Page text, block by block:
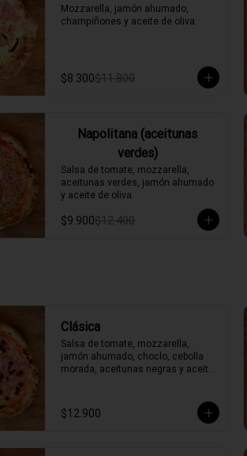
Mozzarella, jamón ahumado,
champiñones y aceite de oliva.
$8.300$11.800
Napolitana (aceitunas
verdes)
Salsa de tomate, mozzarella,
aceitunas verdes, jamón ahumado
y aceite de oliva.
$9.900$12.400
Clásica
Salsa de tomate, mozzarella,
jamón ahumado, choclo, cebolla
morada, aceitunas negras y aceite
$12.900